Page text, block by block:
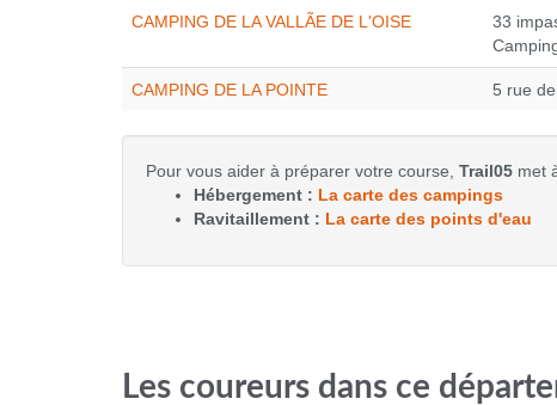
CAMPING DE LA VALLÃE DE L'OISE
33
CAMPING DE LA POINTE 5 rue
Pour vous aider à préparer votre course, Trail05 met
Hébergement : La carte des campings
Ravitaillement : La carte des points d'eau
Les coureurs dans ce